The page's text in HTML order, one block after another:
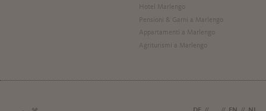
Hotel Marlengo
Pensioni & Garni a Marlengo
Appartamenti a Marlengo
Agriturismi a Marlengo